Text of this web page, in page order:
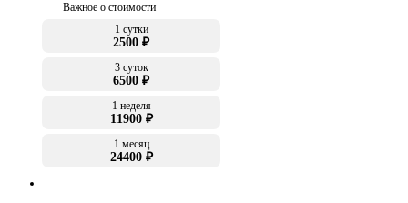
Важное о стоимости
1 сутки
2500 ₽
3 суток
6500 ₽
1 неделя
11900 ₽
1 месяц
24400 ₽